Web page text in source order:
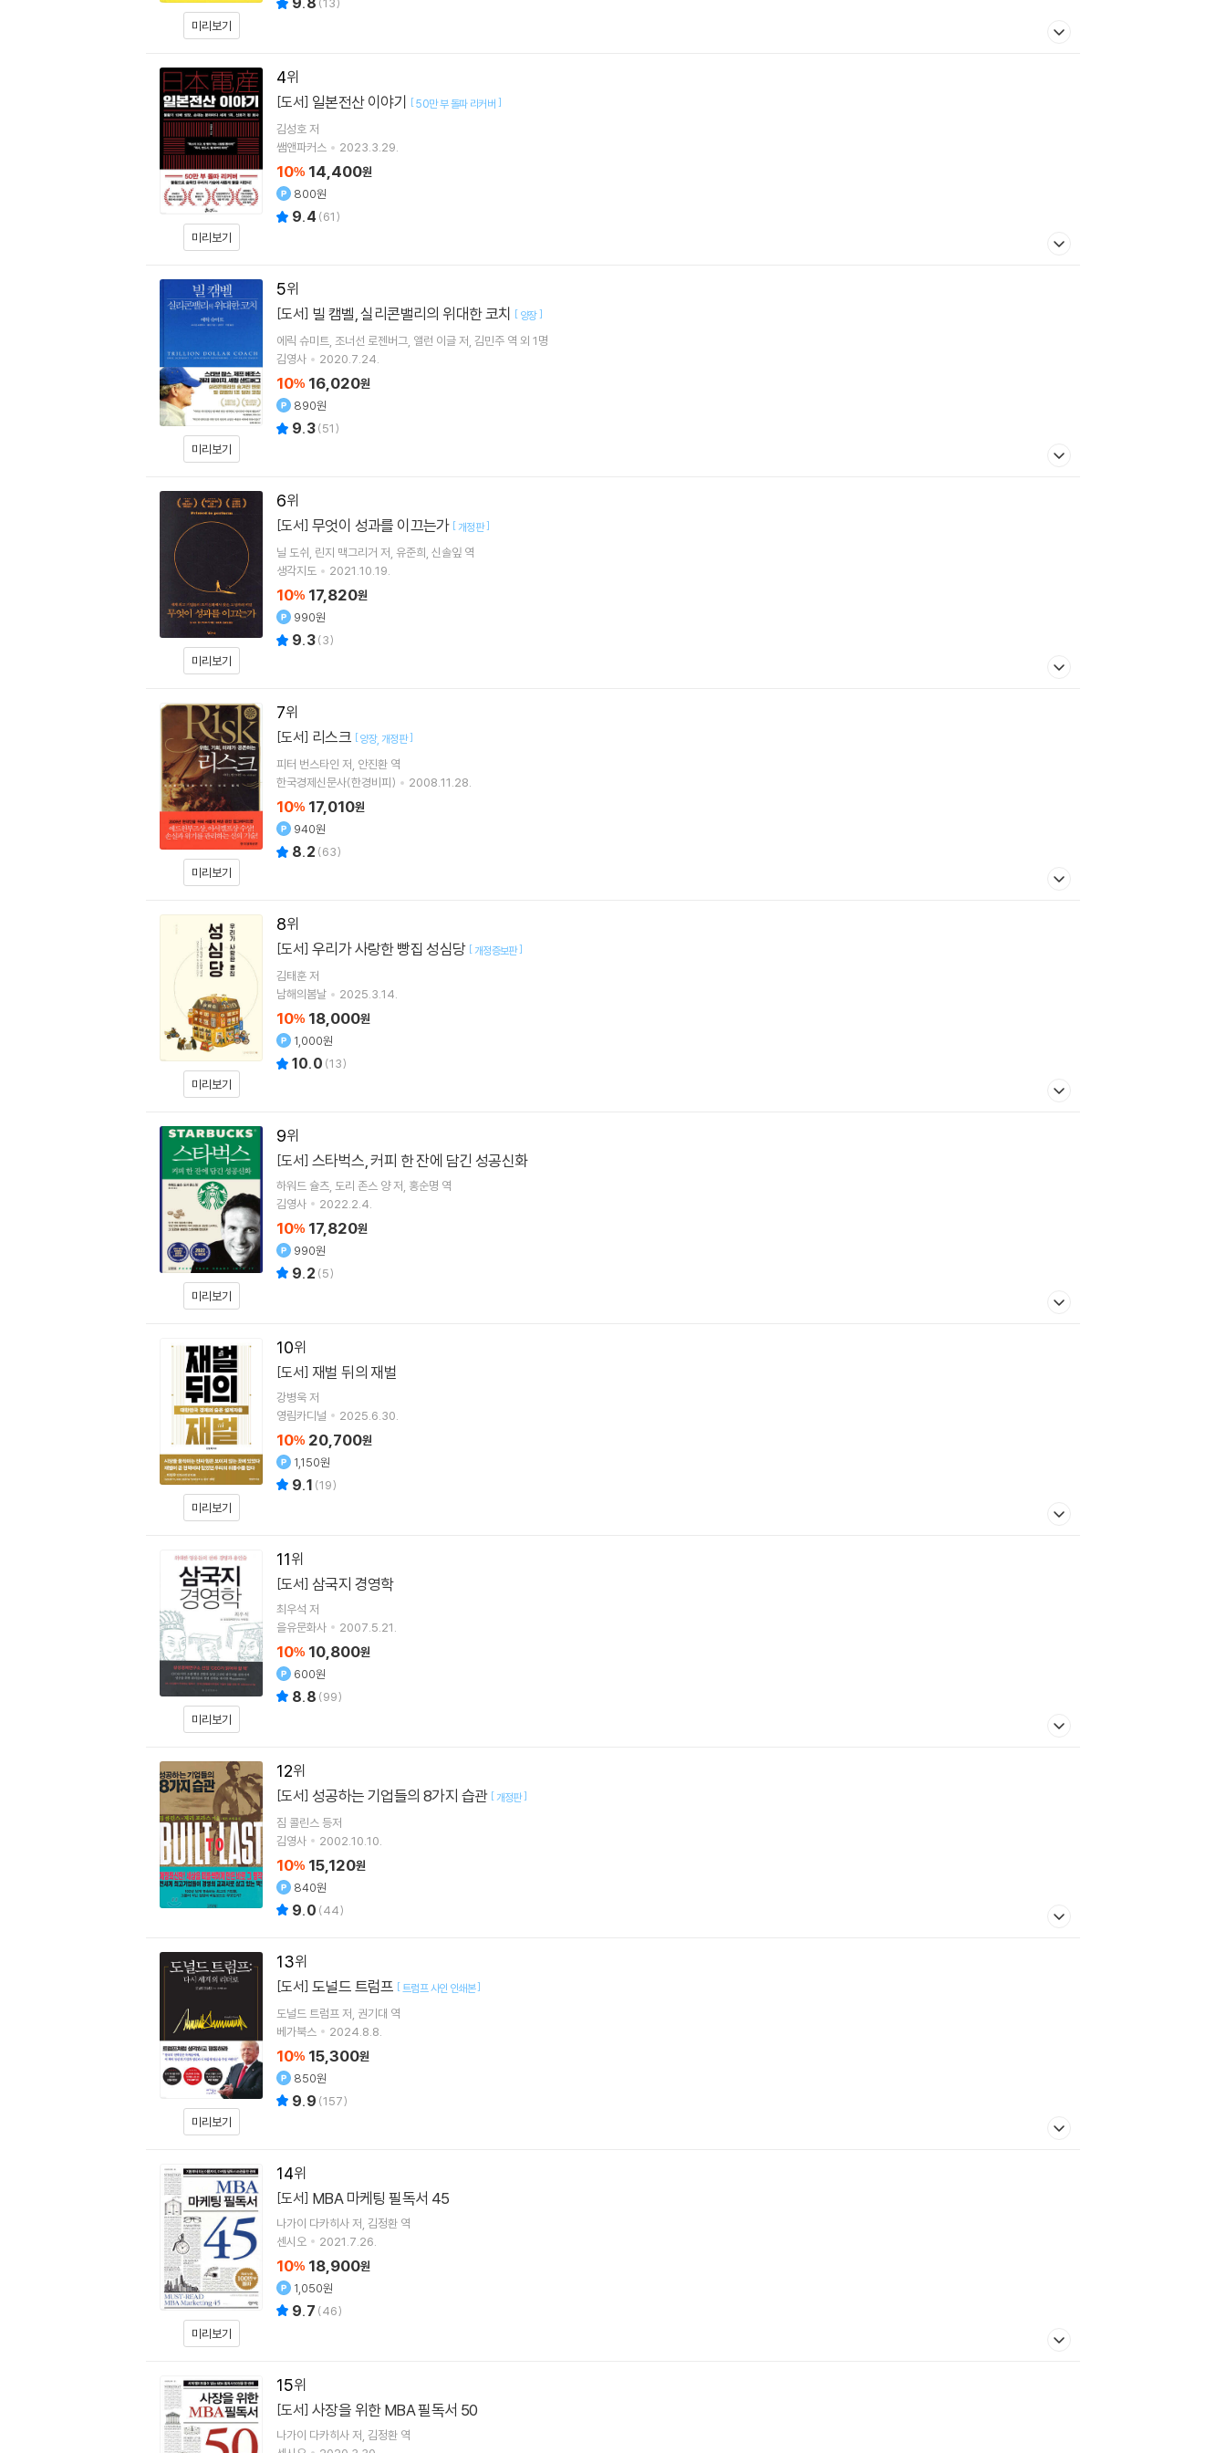
미리보기
4
미리보기
[도서] 일본전산 이야기 [ 50만 부 돌파 리커버 ]
김성호저
쌤앤파커스
2023.3.29.
10% 14,400원
800원
9.4 (61)
5
미리보기
[도서] 빌 캠벨, 실리콘밸리의 위대한 코치 [ 양장]
에릭 슈미트 조너선 로젠버그 앨런 이글저 김민주 역 외 1명
김영사
2020.7.24.
10% 16,020원
890원
9.3(51)
6
미리보기
[도서] 무엇이 성과를 이끄는가 [개정판]
닐 도쉬 린지 맥그리거 저 유준희 신솔잎 역
생각지도
2021.10.19.
10% 17,820원
990원
9.3(3)
7
미리보기
[도서] 리스크 [양장 개정판]
피터 번스타인 저 안진환 역
한국경제신문사(한경비피)
2008.11.28.
10% 17,010원
940원
8.2 (63)
8
미리보기
[도서] 우리가 사랑한 빵집 성심당 [개정증보판]
김태훈저
남해의봄날
2025.3.14.
10% 18,000원
1,000원
10.0 (13)
9
미리보기
[도서] 스타벅스, 커피 한 잔에 담긴 성공신화
하워드 슐츠 도리 존스 양저 홍순명 역
김영사
2022.2.4.
10% 17,820원
990원
9.2 (5)
10
미리보기
[도서] 재벌 뒤의 재벌
강병욱저
영림카디널
2025.6.30.
10% 20,700원
1,150원
9.1 (19)
11
미리보기
[도서] 삼국지 경영학
최우석 저
을유문화사
2007.5.21.
10% 10,800원
600원
8.8 (99)
12
[도서] 성공하는 기업들의 8가지 습관 [개정판]
짐 콜린스 등저
김영사
2002.10.10.
10% 15,120원
840원
9.0 (44)
13
미리보기
[도서] 도널드 트럼프 [ 트럼프 사인 인쇄본]
도널드 트럼프 저 권기대 역
베가북스
2024.8.8.
10% 15,300원
850원
9.9 (157)
14
미리보기
[도서] MBA 마케팅 필독서 45
나가이 다카히사저 김정환 역
센시오
2021.7.26.
10% 18,900원
1,050원
9.7 (46)
15
[도서] 사장을 위한 MBA 필독서 50
나가이 다카히사저 김정환 역